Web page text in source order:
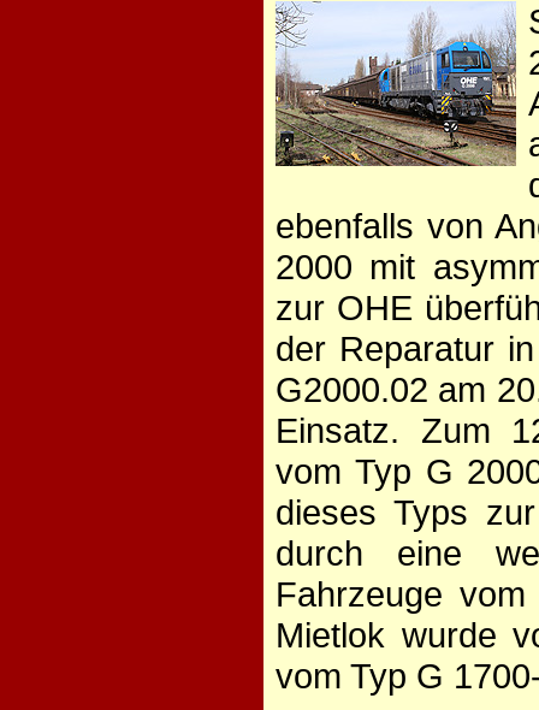
ebenfalls von
2000 mit
zur OHE
der Reparatur
G2000.02 am
Einsatz. Zum
vom Typ G
dieses Typs
durch eine
Fahrzeuge
Mietlok wurde
vom Typ G